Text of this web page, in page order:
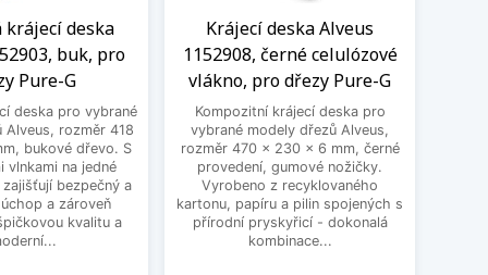
krájecí deska
buk, pro
Pure-G
deska pro vybrané
Alveus, rozměr 418
bukové dřevo. S
vlnkami na jedné
bezpečný a
a zároveň
kvalitu a
Krájecí deska Alveus
1152908, černé celulózové
vlákno, pro dřezy Pure-G
Kompozitní krájecí deska pro
vybrané modely dřezů Alveus,
rozměr 470 x 230 x 6 mm, černé
provedení, gumové nožičky.
Vyrobeno z recyklovaného
kartonu, papíru a pilin spojených s
přírodní pryskyřicí - dokonalá
kombinace...